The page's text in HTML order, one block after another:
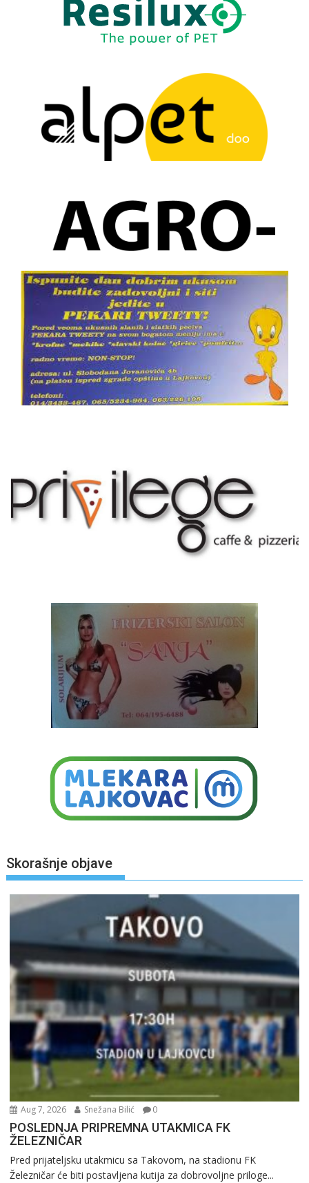
Skorašnje objave
Aug 7, 2026 Snežana Bilić 0
POSLEDNJA PRIPREMNA UTAKMICA FK
ŽELEZNIČAR
Pred prijateljsku utakmicu sa Takovom, na stadionu FK
Železničar će biti postavljena kutija za dobrovoljne priloge...